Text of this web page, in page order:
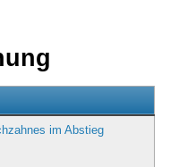
im Abstieg